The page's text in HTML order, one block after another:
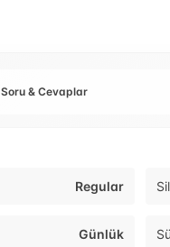
Soru & Cevaplar
Regular
Günlük